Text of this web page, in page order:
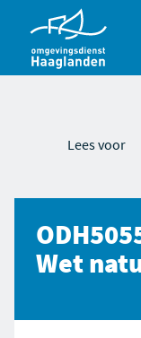
Lees voor
Wet